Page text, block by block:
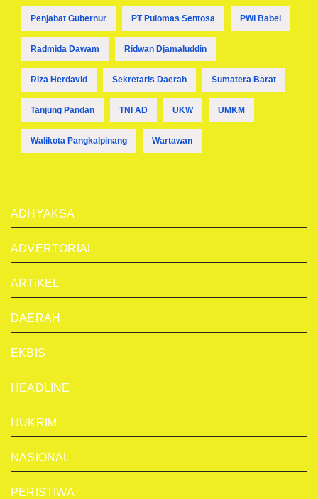
Penjabat Gubernur PT Pulomas Sentosa PWI Babel
Radmida Dawam Ridwan Djamaluddin
Riza Herdavid Sekretaris Daerah Sumatera Barat
Tanjung Pandan TNI AD UKW UMKM
Walikota Pangkalpinang Wartawan
ADHYAKSA
ADVERTORIAL
ARTiKEL
DAERAH
EKBIS
HEADLINE
HUKRIM
NASIONAL
PERISTIWA